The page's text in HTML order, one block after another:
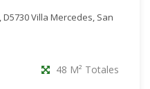
Villa Mercedes, San
48 M² Totales